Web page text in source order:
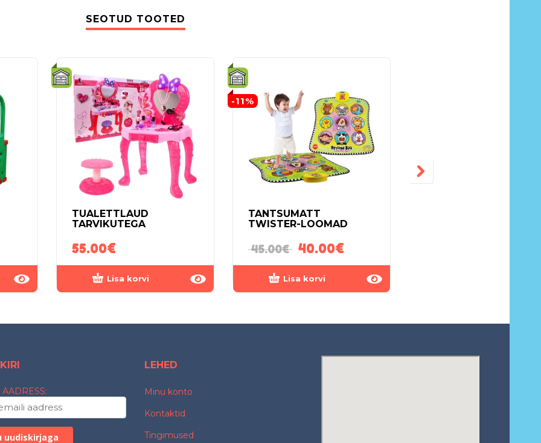
SEOTUD TOOTED
TUALETTLAUD
TARVIKUTEGA
55.00€
Lisa korvi
-11%
TANTSUMATT
TWISTER-LOOMAD
45.00€ 40.00€
Lisa korvi
LEHED
Minu konto
Kontaktid
Tingimused